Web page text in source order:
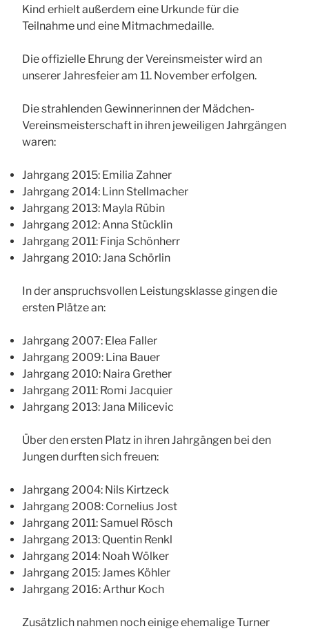
Kind erhielt außerdem eine Urkunde für die
Teilnahme und eine Mitmachmedaille.
Die offizielle Ehrung der Vereinsmeister wird an
unserer Jahresfeier am 11. November erfolgen.
Die strahlenden Gewinnerinnen der Mädchen-
Vereinsmeisterschaft in ihren jeweiligen Jahrgängen
waren:
Jahrgang 2015: Emilia Zahner
Jahrgang 2014: Linn Stellmacher
Jahrgang 2013: Mayla Rübin
Jahrgang 2012: Anna Stücklin
Jahrgang 2011: Finja Schönherr
Jahrgang 2010: Jana Schörlin
In der anspruchsvollen Leistungsklasse gingen die
ersten Plätze an:
Jahrgang 2007: Elea Faller
Jahrgang 2009: Lina Bauer
Jahrgang 2010: Naira Grether
Jahrgang 2011: Romi Jacquier
Jahrgang 2013: Jana Milicevic
Über den ersten Platz in ihren Jahrgängen bei den
Jungen durften sich freuen:
Jahrgang 2004: Nils Kirtzeck
Jahrgang 2008: Cornelius Jost
Jahrgang 2011: Samuel Rösch
Jahrgang 2013: Quentin Renkl
Jahrgang 2014: Noah Wölker
Jahrgang 2015: James Köhler
Jahrgang 2016: Arthur Koch
Zusätzlich nahmen noch einige ehemalige Turner